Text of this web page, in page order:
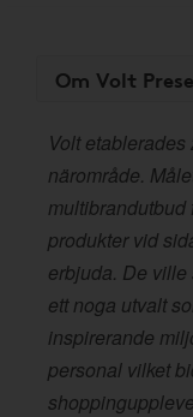
Om Volt
Volt
närområde.
multibrandutbud
produkter vid
erbjuda. De
ett noga utvalt
inspirerande
personal vilket